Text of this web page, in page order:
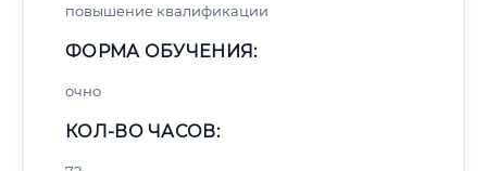
повышение квалификации
ФОРМА ОБУЧЕНИЯ:
очно
КОЛ-ВО ЧАСОВ: